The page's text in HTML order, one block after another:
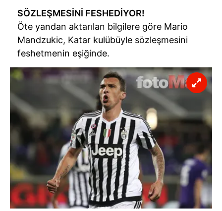
SÖZLEŞMESİNİ FESHEDİYOR!
Öte yandan aktarılan bilgilere göre Mario
Mandzukic, Katar kulübüyle sözleşmesini
feshetmenin eşiğinde.